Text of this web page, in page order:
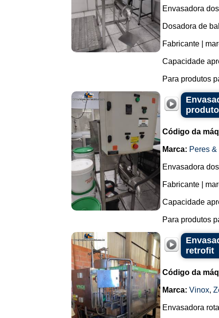
Envasadora
Dosadora de
Fabricante |
Capacidade
Para produtos
Código da
Marca: Peres
Envasadora
Fabricante |
Capacidade
Para produtos
retrofit
Código da
Marca: Vinox,
Envasadora